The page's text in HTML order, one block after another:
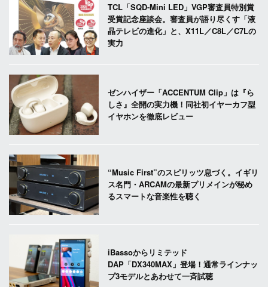
TCL「SQD-Mini LED」VGP審査員特別賞
受賞記念座談会。審査員が語り尽くす「液
晶テレビの進化」と、X11L／C8L／C7Lの
実力
ゼンハイザー「ACCENTUM Clip」は『ら
しさ』全開の実力機！同社初イヤーカフ型
イヤホンを徹底レビュー
“Music First”のスピリッツ息づく。イギリ
ス名門・ARCAMの最新プリメインが秘め
るスマートな音楽性を聴く
iBassoからリミテッド
DAP「DX340MAX」登場！通常ラインナッ
プ3モデルとあわせて一斉試聴